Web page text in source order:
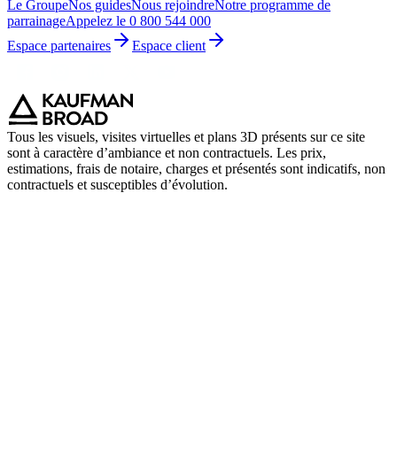
Le GroupeNos guidesNous rejoindreNotre programme de
parrainageAppelez le 0 800 544 000
Espace partenaires
Espace client
Tous les visuels, visites virtuelles et plans 3D présents sur ce site
sont à caractère d’ambiance et non contractuels. Les prix,
estimations, frais de notaire, charges et présentés sont indicatifs, non
contractuels et susceptibles d’évolution.